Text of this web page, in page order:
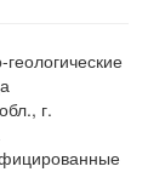
г.